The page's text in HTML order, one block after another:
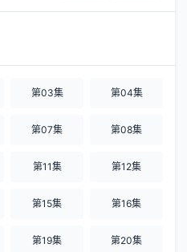
第03集 第04集
第07集 第08集
第11集 第12集
第15集 第16集
第19集 第20集